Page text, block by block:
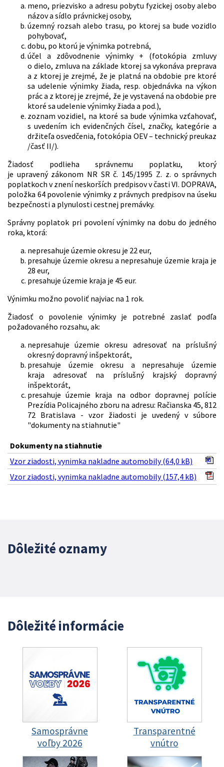
meno, priezvisko a adresu pobytu fyzickej osoby alebo
názov a sídlo právnickej osoby,
územný rozsah alebo trasu, po ktorej sa bude vozidlo
pohybovať,
dobu, po ktorú je výnimka potrebná,
účel a zdôvodnenie výnimky + (fotokópia zmluvy
o dielo, zmluva na základe ktorej sa vykonáva preprava
a z ktorej je zrejmé, že je platná na obdobie pre ktoré
sa udelenie výnimky žiada, resp. objednávka na výkon
prác a z ktorej je zrejmé, že je vystavená na obdobie pre
ktoré sa udelenie výnimky žiada a pod.),
zoznam vozidiel, na ktoré sa bude výnimka vzťahovať,
s uvedením ich evidenčných čísel, značky, kategórie a
držiteľa osvedčenia, fotokópia OEV – technický preukaz
/časť II/).
Žiadosť podlieha správnemu poplatku, ktorý
je upravený zákonom NR SR č. 145/1995 Z. z. o správnych
poplatkoch v znení neskorších predpisov v časti VI. DOPRAVA,
položka 64 povolenie výnimky z právnych predpisov na úseku
bezpečnosti a plynulosti cestnej premávky.
Správny poplatok pri povolení výnimky na dobu do jedného
roka, ktorá:
nepresahuje územie okresu je 22 eur,
presahuje územie okresu a nepresahuje územie kraja je
28 eur,
presahuje územie kraja je 45 eur.
Výnimku možno povoliť najviac na 1 rok.
Žiadosť o povolenie výnimky je potrebné zaslať podľa
požadovaného rozsahu, ak:
nepresahuje územie okresu adresovať na príslušný
okresný dopravný inšpektorát,
presahuje územie okresu a nepresahuje územie
kraja adresovať na príslušný krajský dopravný
inšpektorát,
presahuje územie kraja na odbor dopravnej polície
Prezídia Policajného zboru na adresu: Račianska 45, 812
72 Bratislava - vzor žiadosti je uvedený v súbore
"dokumenty na stiahnutie"
Dokumenty na stiahnutie
Vzor ziadosti, vynimka nakladne automobily (64,0 kB)
Vzor ziadosti, vynimka nakladne automobily (157,4 kB)
Dôležité oznamy
Dôležité informácie
Samosprávne
voľby 2026
Transparentné
vnútro